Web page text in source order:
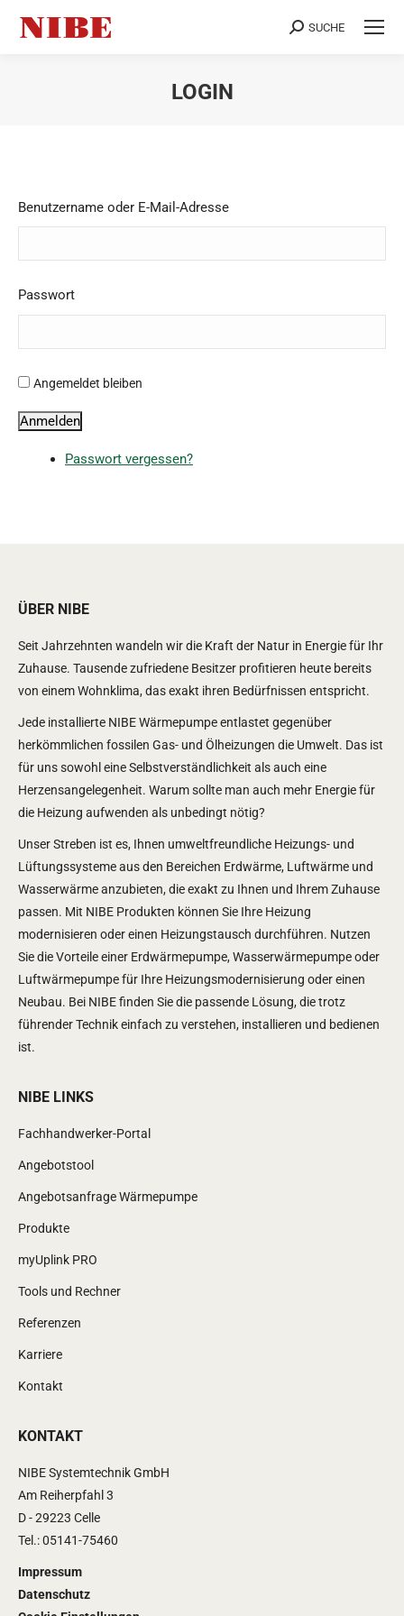
Search:
SUCHE
LOGIN
Benutzername oder E-Mail-Adresse
Passwort
Angemeldet bleiben
Anmelden
Passwort vergessen?
ÜBER NIBE
Seit Jahrzehnten wandeln wir die Kraft der Natur in Energie für Ihr
Zuhause. Tausende zufriedene Besitzer profitieren heute bereits
von einem Wohnklima, das exakt ihren Bedürfnissen entspricht.
Jede installierte NIBE Wärmepumpe entlastet gegenüber
herkömmlichen fossilen Gas- und Ölheizungen die Umwelt. Das ist
für uns sowohl eine Selbstverständlichkeit als auch eine
Herzensangelegenheit. Warum sollte man auch mehr Energie für
die Heizung aufwenden als unbedingt nötig?
Unser Streben ist es, Ihnen umweltfreundliche Heizungs- und
Lüftungssysteme aus den Bereichen Erdwärme, Luftwärme und
Wasserwärme anzubieten, die exakt zu Ihnen und Ihrem Zuhause
passen. Mit NIBE Produkten können Sie Ihre Heizung
modernisieren oder einen Heizungstausch durchführen. Nutzen
Sie die Vorteile einer Erdwärmepumpe, Wasserwärmepumpe oder
Luftwärmepumpe für Ihre Heizungsmodernisierung oder einen
Neubau. Bei NIBE finden Sie die passende Lösung, die trotz
führender Technik einfach zu verstehen, installieren und bedienen
ist.
NIBE LINKS
Fachhandwerker-Portal
Angebotstool
Angebotsanfrage Wärmepumpe
Produkte
myUplink PRO
Tools und Rechner
Referenzen
Karriere
Kontakt
KONTAKT
NIBE Systemtechnik GmbH
Am Reiherpfahl 3
D - 29223 Celle
Tel.: 05141-75460
Impressum
Datenschutz